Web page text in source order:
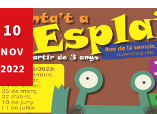
10
NOV
2022